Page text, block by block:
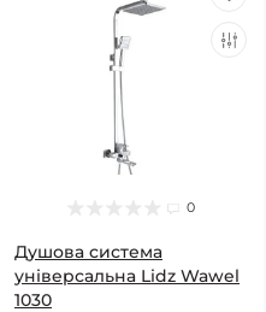
0
Душова система
універсальна Lidz Wawel
1030